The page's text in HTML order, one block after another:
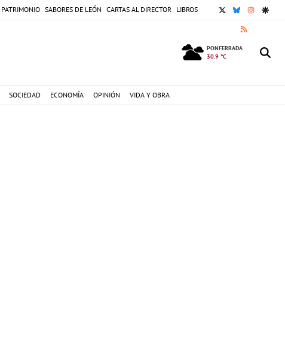
PATRIMONIO SABORES DE LEÓN CARTAS AL DIRECTOR LIBROS X BLUESKY
RSS
PONFERRADA
30.9 °C
SOCIEDAD ECONOMÍA OPINIÓN VIDA Y OBRA